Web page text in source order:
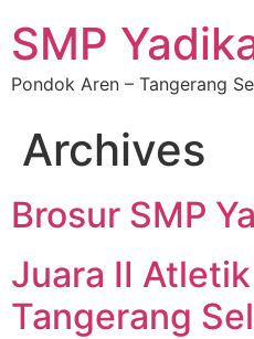
SMP
Pondok Aren – Tangerang
Archives
Brosur SMP
Juara II
Tangerang